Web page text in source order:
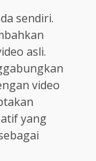
sendiri.
asli.
video
yang